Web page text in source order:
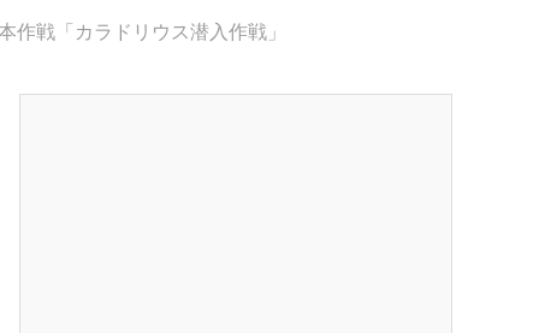
作戦「カラドリウス潜入作戦」